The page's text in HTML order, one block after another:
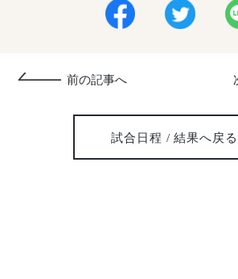
試合日程 / 結果へ戻
前の記事へ